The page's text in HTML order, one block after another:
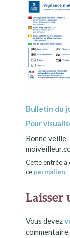
Bulletin du
Pour
Bonne veille
Cette entrée a
ce permalien.
Laisser
Vous devez
commentaire.